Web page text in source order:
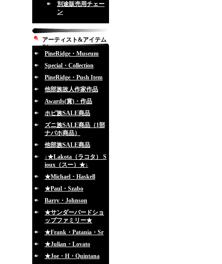
別途販売用チェー
ン
アーティスト&アイテム
別
PineRidge・Museum
Special・Collection
PineRidge・Push Item
他部族故人作家作品
Awards(賞)・作品
ホピ族SALE商品
ズニ族SALE商品（1部
ナバホ商品）
他部族SALE商品
↓★Lakota（ラコタ） S
ioux（スー）★↓
★Michael・Haskell
★Paul・Szabo
Barry・Johnson
★サンダーバードショ
ップファミリー★
★Frank・Patania・Sr
★Julian・Lovato
★Joe・H・Quintana